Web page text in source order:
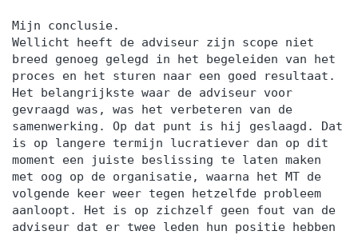
Mijn conclusie.
Wellicht heeft de adviseur zijn scope niet
breed genoeg gelegd in het begeleiden van het
proces en het sturen naar een goed resultaat.
Het belangrijkste waar de adviseur voor
gevraagd was, was het verbeteren van de
samenwerking. Op dat punt is hij geslaagd. Dat
is op langere termijn lucratiever dan op dit
moment een juiste beslissing te laten maken
met oog op de organisatie, waarna het MT de
volgende keer weer tegen hetzelfde probleem
aanloopt. Het is op zichzelf geen fout van de
adviseur dat er twee leden hun positie hebben